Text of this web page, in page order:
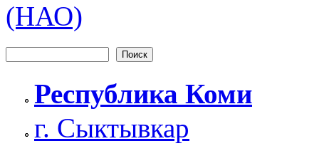
(НАО)
Форма поиска
Республика Коми
г. Сыктывкар